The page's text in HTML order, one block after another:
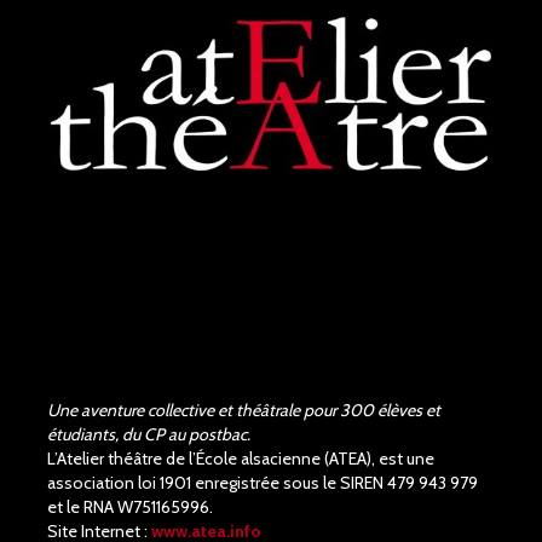
les acteurs et la...
voir plus
Judith Aubry.
Bravo !!! Que de bons
acteurs !! Quel beau travail.
Un Richard III de très bonne
qualité.
Une aventure collective et théâtrale pour 300 élèves et
étudiants, du CP au postbac.
L’Atelier théâtre de l’École alsacienne (ATEA), est une
association loi 1901 enregistrée sous le SIREN 479 943 979
et le RNA W751165996.
Site Internet : www.atea.info